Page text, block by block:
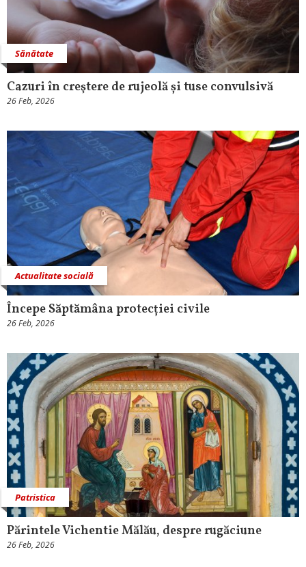
Sănătate
Cazuri în creştere de rujeolă și tuse convulsivă
26 Feb, 2026
Actualitate socială
Începe Săptămâna protecției civile
26 Feb, 2026
Patristica
Părintele Vichentie Mălău, despre rugăciune
26 Feb, 2026